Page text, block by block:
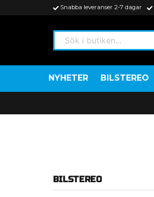
Snabba leveranser 2-7 dagar
Sök i butiken...
NYHETER BILSTEREO
BILSTEREO